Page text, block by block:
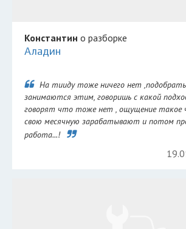
Константин о разборке
Аладин
На тииду тоже ничего нет
занимаются этим, говоришь с какой
говорят что тоже нет , ощущение такое
свою месячную зарабатывают и потом
работа...!